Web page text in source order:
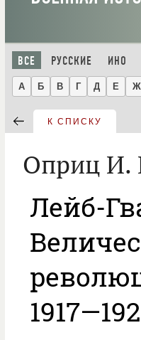
ВСЕ РУССКИЕ ИНО
А Б В Г Д Е Ж
К СПИСКУ
Оприц И.
Лейб-